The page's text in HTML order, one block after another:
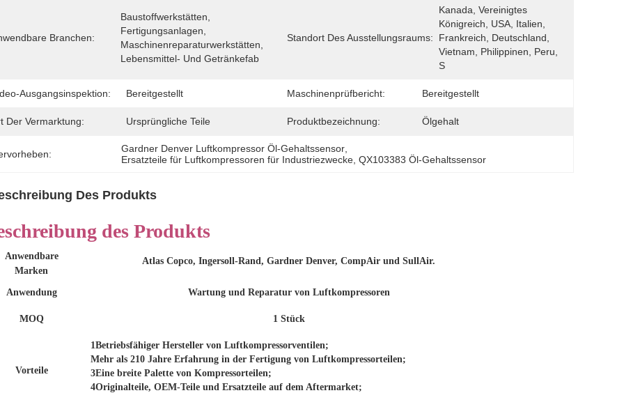
Branchen:
Baustoffwerkstätten,
Fertigungsanlagen,
Maschinenreparaturwerkstätten,
Lebensmittel- Und Getränkefab
Standort Des Ausstellungsraums:
Kanada, Vereinigtes
Königreich, USA, Italien,
Frankreich, Deutschland,
Vietnam, Philippinen, Peru,
S
Ausgangsinspektion: Bereitgestellt Maschinenprüfbericht: Bereitgestellt
Der Vermarktung: Ursprüngliche Teile Produktbezeichnung: Ölgehalt
Gardner Denver Luftkompressor Öl-Gehaltssensor
Ersatzteile für Luftkompressoren für Industriezwecke , QX103383 Öl-Gehaltssensor
Des Produkts
des Produkts
Anwendbare
Marken
Atlas Copco, Ingersoll-Rand, Gardner Denver, CompAir und SullAir.
Anwendung Wartung und Reparatur von Luftkompressoren
MOQ 1 Stück
Vorteile
1Betriebsfähiger Hersteller von Luftkompressorventilen;
Mehr als 210 Jahre Erfahrung in der Fertigung von Luftkompressorteilen;
3Eine breite Palette von Kompressorteilen;
4Originalteile, OEM-Teile und Ersatzteile auf dem Aftermarket;